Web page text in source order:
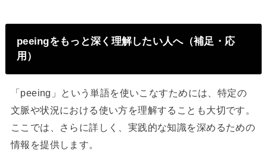
peeingをもっと深く理解したい人へ（補足・応
用）
「peeing」という単語を使いこなすためには、特定の
文脈や状況における使い方を理解することも大切です。
ここでは、さらに詳しく、実践的な知識を深めるための
情報を提供します。